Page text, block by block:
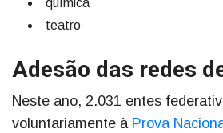
química
teatro
Adesão das redes
Neste ano, 2.031 entes
voluntariamente à Prova